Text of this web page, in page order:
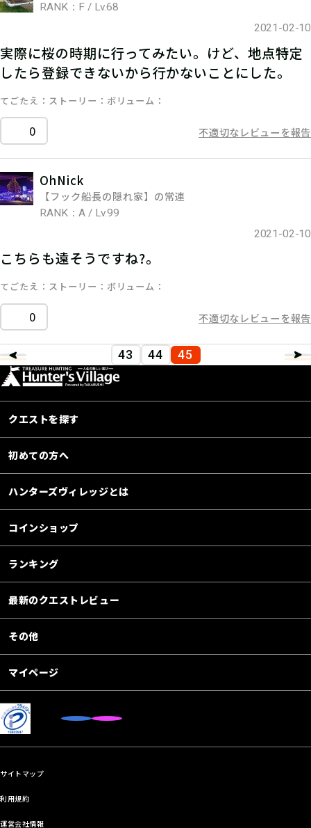
RANK：F / Lv.68
2021-02-10
実際に桜の時期に行ってみたい。けど、地点特定
したら登録できないから行かないことにした。
てごたえ ストーリー ボリューム
0 不適切なレビューを報告
OhNick
【フック船長の隠れ家】の常連
RANK：A / Lv.99
2021-02-10
こちらも遠そうですね?。
てごたえ ストーリー ボリューム
0 不適切なレビューを報告
43 44 45
クエストを探す
初めての方へ
ハンターズヴィレッジとは
コインショップ
ランキング
最新のクエストレビュー
その他
マイページ
サイトマップ
利用規約
運営会社情報